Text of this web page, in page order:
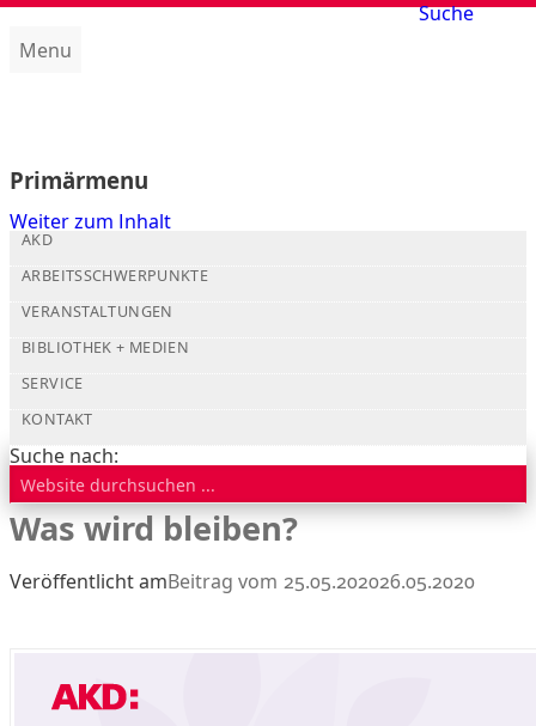
Menu
Primärmenu
Weiter zum Inhalt
AKD
ARBEITSSCHWERPUNKTE
VERANSTALTUNGEN
BIBLIOTHEK + MEDIEN
SERVICE
KONTAKT
Suche
Suche nach:
Was wird bleiben?
Veröffentlicht am 25.05.202026.05.2020